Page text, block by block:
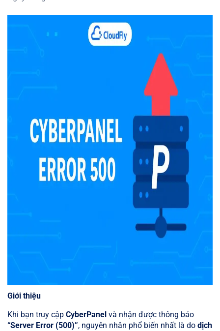
Giới thiệu
Khi bạn truy cập CyberPanel và nhận được thông báo
“Server Error (500)”, nguyên nhân phổ biến nhất là do dịch